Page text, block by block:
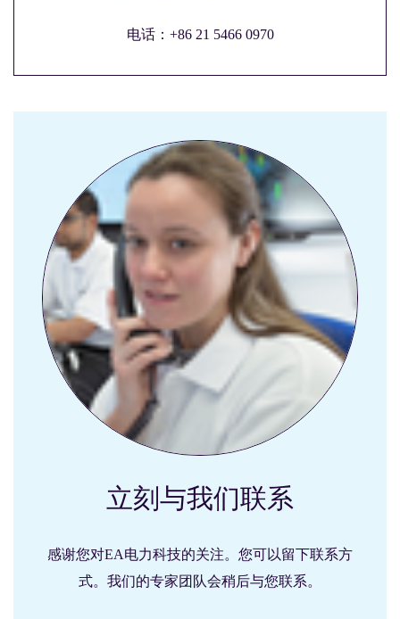
电话：+86 21 5466 0970
立刻与我们联系
感谢您对EA电力科技的关注。您可以留下联系方
式。我们的专家团队会稍后与您联系。